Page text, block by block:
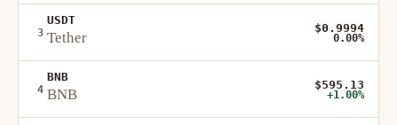
3
USDT
Tether
$0.9994
0.00%
4
BNB
BNB
$595.13
+1.00%